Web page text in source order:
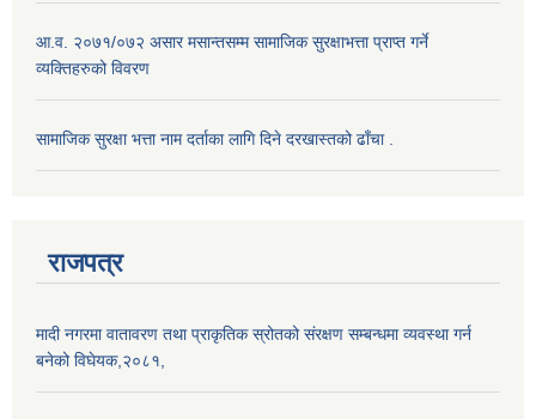
आ.व. २०७१/०७२ असार मसान्तसम्म सामाजिक सुरक्षाभत्ता प्राप्त गर्ने
व्यक्तिहरुको विवरण
सामाजिक सुरक्षा भत्ता नाम दर्ताका लागि दिने दरखास्तको ढाँचा .
राजपत्र
मादी नगरमा वातावरण तथा प्राकृतिक स्रोतको संरक्षण सम्बन्धमा व्यवस्था गर्न
बनेको विघेयक,२०८१,